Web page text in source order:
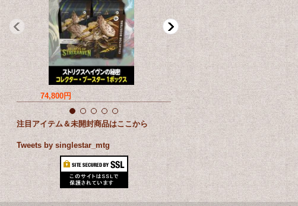
74,800円 69,800円
注目アイテム＆未開封商品はここから
Tweets by singlestar_mtg